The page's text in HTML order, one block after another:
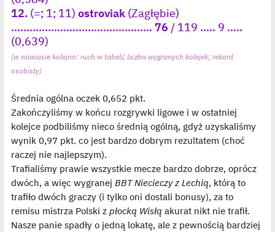
12.(=; 1; 11) ostroviak(Zagłębie)
.............................................. 76 / 119 ..... 9 .....
(0,639)
(w nawiasie kolejno: ruch w tabeli; liczba wygranych kolejek; rekord
osobisty)
Średnia ogólna oczek 0,652 pkt.
Zakończyliśmy w końcu rozgrywki ligowe i w ostatniej
kolejce podbiliśmy nieco średnią ogólną, gdyż uzyskaliśmy
wynik 0,97 pkt. co jest bardzo dobrym rezultatem (choć
raczej nie najlepszym).
Trafialiśmy prawie wszystkie mecze bardzo dobrze, oprócz
dwóch, a więc wygranej BBT Niecieczy z Lechią, którą to
trafiło dwóch graczy (i tylko oni dostali bonusy), za to
remisu mistrza Polski z płocką Wisłą akurat nikt nie trafił.
Nasze panie spadły o jedną lokatę, ale z pewnością bardziej